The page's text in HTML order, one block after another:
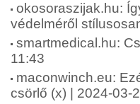
okosoraszijak.hu:
védelméről
smartmedical.hu:
11:43
maconwinch.eu:
csörlő (x) | 2024-03-